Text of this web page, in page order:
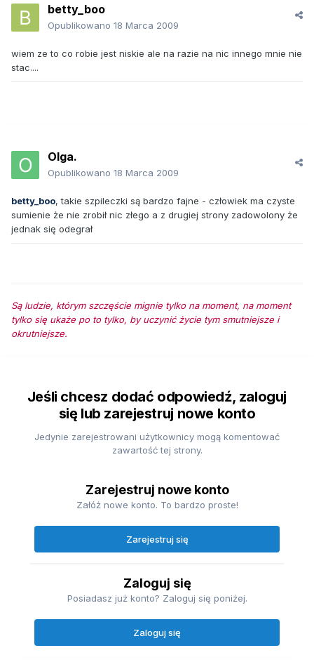
betty_boo
Opublikowano 18 Marca 2009
wiem ze to co robie jest niskie ale na razie na nic innego mnie nie
stac....
Olga.
Opublikowano 18 Marca 2009
betty_boo, takie szpileczki są bardzo fajne - człowiek ma czyste
sumienie że nie zrobił nic złego a z drugiej strony zadowolony że
jednak się odegrał
Są ludzie, którym szczęście mignie tylko na moment, na moment
tylko się ukaże po to tylko, by uczynić życie tym smutniejsze i
okrutniejsze.
Jeśli chcesz dodać odpowiedź, zaloguj
się lub zarejestruj nowe konto
Jedynie zarejestrowani użytkownicy mogą komentować
zawartość tej strony.
Zarejestruj nowe konto
Załóż nowe konto. To bardzo proste!
Zarejestruj się
Zaloguj się
Posiadasz już konto? Zaloguj się poniżej.
Zaloguj się